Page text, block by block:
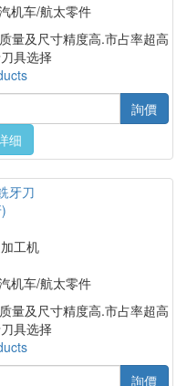
机车/航太零件
量及尺寸精度高.市占率超高
具选择
詢價
细
工机
机车/航太零件
量及尺寸精度高.市占率超高
具选择
詢價